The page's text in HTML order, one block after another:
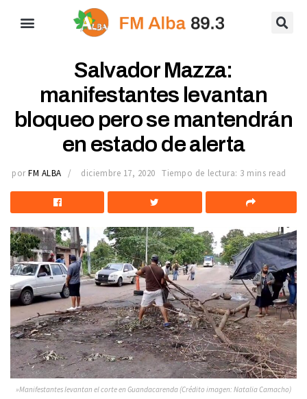
Salvador Mazza:
manifestantes levantan
bloqueo pero se mantendrán
en estado de alerta
por FM ALBA diciembre 17, 2020 Tiempo de lectura: 3 mins read
»Manifestantes levantan el corte en Guandacarenda (Crédito imagen: Natalia Camacho)